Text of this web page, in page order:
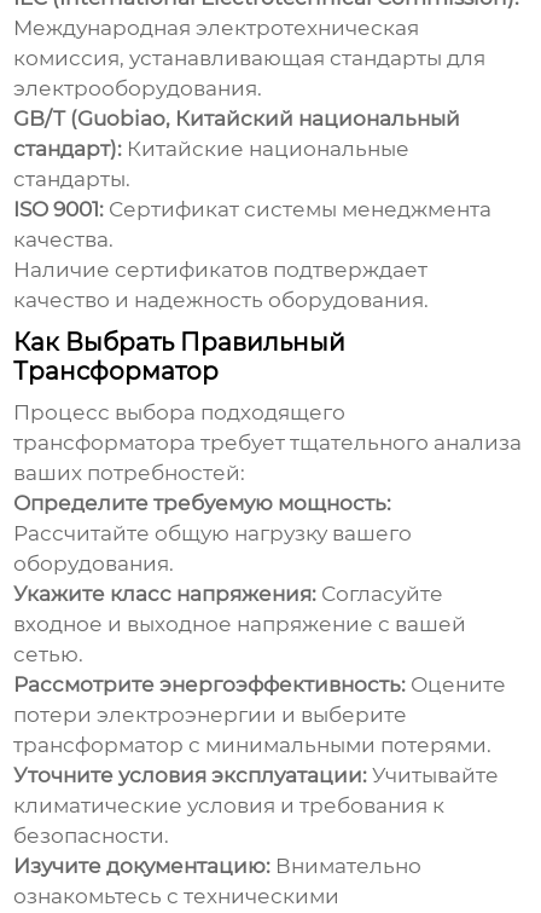
Международная электротехническая
комиссия, устанавливающая стандарты для
электрооборудования.
GB/T (Guobiao, Китайский национальный
стандарт): Китайские национальные
стандарты.
ISO 9001: Сертификат системы менеджмента
качества.
Наличие сертификатов подтверждает
качество и надежность оборудования.
Как Выбрать Правильный
Трансформатор
Процесс выбора подходящего
трансформатора требует тщательного анализа
ваших потребностей:
Определите требуемую мощность:
Рассчитайте общую нагрузку вашего
оборудования.
Укажите класс напряжения: Согласуйте
входное и выходное напряжение с вашей
сетью.
Рассмотрите энергоэффективность: Оцените
потери электроэнергии и выберите
трансформатор с минимальными потерями.
Уточните условия эксплуатации: Учитывайте
климатические условия и требования к
безопасности.
Изучите документацию: Внимательно
ознакомьтесь с техническими